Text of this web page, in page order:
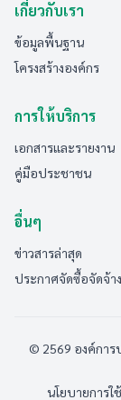
เกี่ยวกับเรา
ข้อมูลพื้นฐาน
โครงสร้างองค์กร
การให้บริการ
เอกสารและรายงาน
คู่มือประชาชน
อื่นๆ
ข่าวสารล่าสุด
ประกาศจัดซื้อจัดจ้าง
© 2569 องค์การ
นโยบายการใ